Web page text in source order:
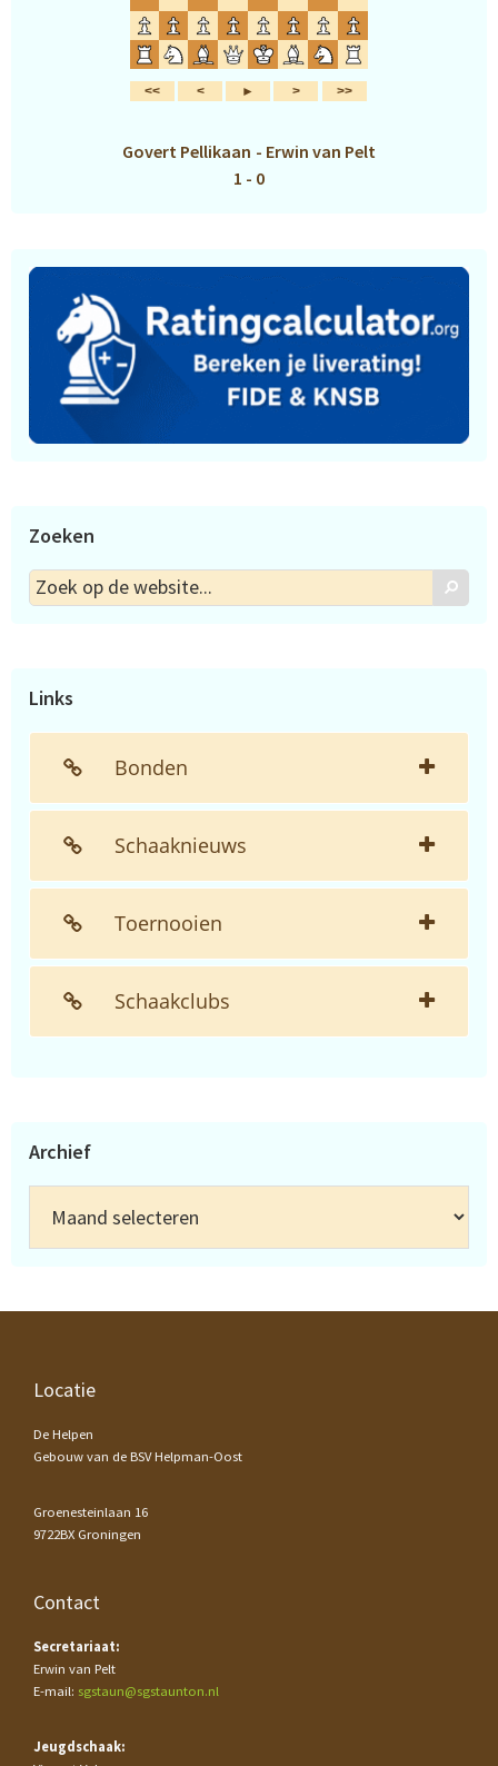
Govert Pellikaan - Erwin van Pelt
1 - 0
Zoeken
Zoek
op
Zoek
Links
Bonden
Schaaknieuws
Toernooien
Schaakclubs
Archief
Footer
Locatie
De Helpen
Gebouw van de BSV Helpman-Oost
Groenesteinlaan 16
9722BX Groningen
Contact
Secretariaat:
Erwin van Pelt
E-mail: sgstaun@sgstaunton.nl
Jeugdschaak: